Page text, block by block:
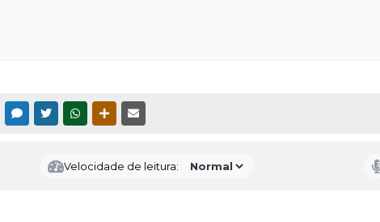
FACEBOOKMESSENGER
TWITTERWHATSAPPOUTRAS MÍDIAS
Velocidade de leitura: